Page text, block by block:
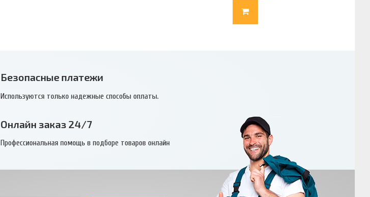
Безопасные платежи
Используются только надежные способы оплаты.
Онлайн заказ 24/7
Профессиональная помощь в подборе товаров онлайн